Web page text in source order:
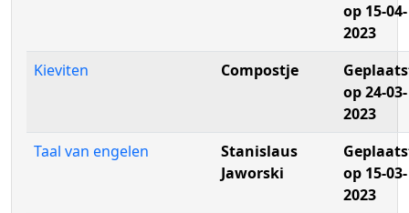
op 15-04-
2023
Kieviten
Compostje
op 24-03-
2023
Taal van engelen
Stanislaus
Jaworski
op 15-03-
2023